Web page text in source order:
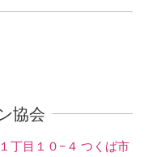
協会
丁目１０−４ つくば市